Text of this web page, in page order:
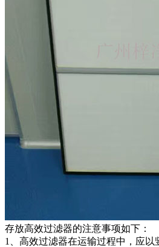
存放高效过滤器的注意事项如下：
1、高效过滤器在运输过程中，应以